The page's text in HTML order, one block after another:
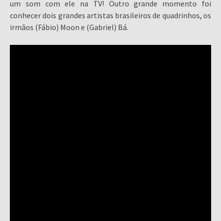
um som com ele na TV! Outro grande momento foi
conhecer dois grandes artistas brasileiros de quadrinhos, os
irmãos (Fábio) Moon e (Gabriel) Bá.